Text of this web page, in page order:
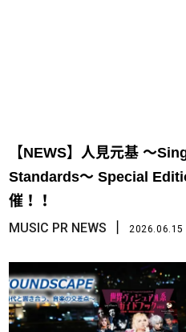
【NEWS】人見元基 〜
Standards〜 Special
催！！
MUSIC PR NEWS 2026.06.15